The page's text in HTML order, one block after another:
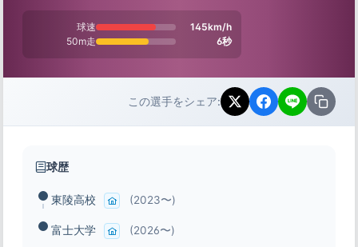
球速
145km/h
50m走
6秒
この選手をシェア:
球歴
東陵高校 (2023〜)
富士大学 (2026〜)